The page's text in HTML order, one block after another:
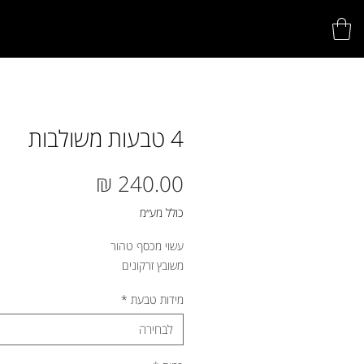
4 טבעות משולבות
כולל מע״מ
עשוי מכסף טהור
משובץ זרקונים
מידות טבעת *
לבחירה